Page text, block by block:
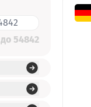
до 54842